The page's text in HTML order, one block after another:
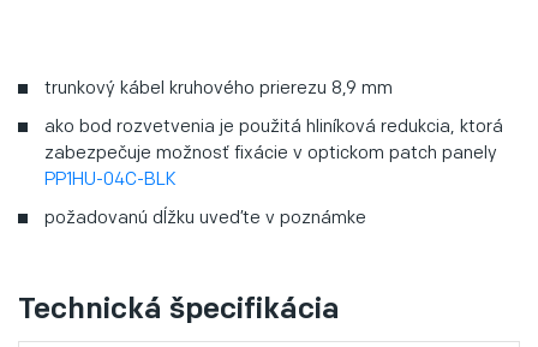
trunkový kábel kruhového prierezu 8,9 mm
ako bod rozvetvenia je použitá hliníková redukcia, ktorá
zabezpečuje možnosť fixácie v optickom patch panely
PP1HU-04C-BLK
požadovanú dĺžku uveďte v poznámke
Technická špecifikácia